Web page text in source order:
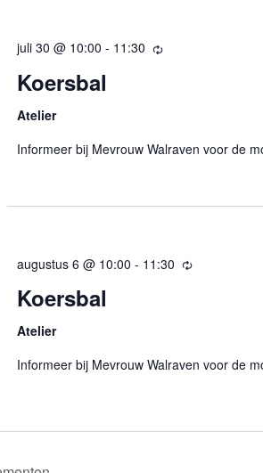
juli 30 @ 10:00 - 11:30 Terugkerend
Koersbal
Atelier
Informeer bij Mevrouw Walraven voor de
augustus 6 @ 10:00 - 11:30 Terugkerend
Koersbal
Atelier
Informeer bij Mevrouw Walraven voor de